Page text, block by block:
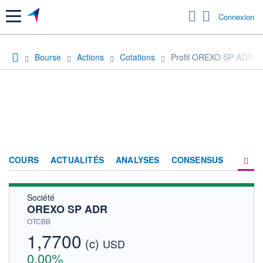
Menu Connexion
Bourse Actions Cotations Profil OREXO SP ADR
COURS ACTUALITÉS ANALYSES CONSENSUS
Société
OREXO SP ADR
OTCBB
1,7700 (c) USD
0,00%